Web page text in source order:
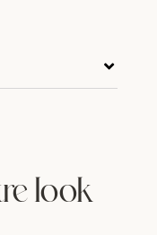
27/09/19
look